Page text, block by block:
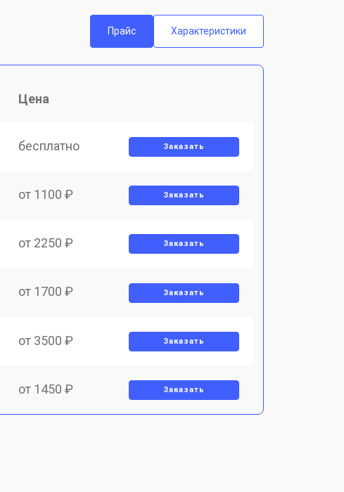
Прайс
Характеристики
Цена
бесплатно Заказать
от 1100 ₽ Заказать
от 2250 ₽ Заказать
от 1700 ₽ Заказать
от 3500 ₽ Заказать
от 1450 ₽ Заказать